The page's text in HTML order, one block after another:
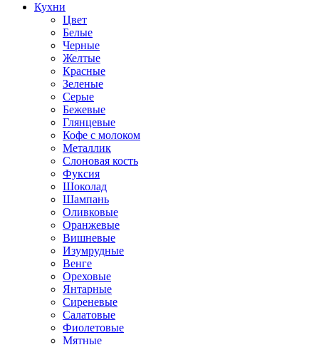
Кухни
Цвет
Белые
Черные
Желтые
Красные
Зеленые
Серые
Бежевые
Глянцевые
Кофе с молоком
Металлик
Слоновая кость
Фуксия
Шоколад
Шампань
Оливковые
Оранжевые
Вишневые
Изумрудные
Венге
Ореховые
Янтарные
Сиреневые
Салатовые
Фиолетовые
Мятные